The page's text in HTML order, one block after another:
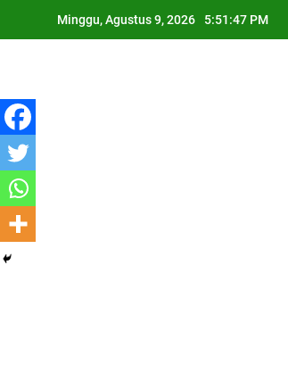
Minggu, Agustus 9, 2026 5:51:48 PM